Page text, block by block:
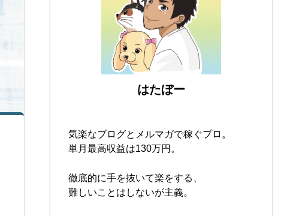
はたぼー
気楽なブログとメルマガで稼ぐプロ。
単月最高収益は130万円。
徹底的に手を抜いて楽をする、
難しいことはしないが主義。